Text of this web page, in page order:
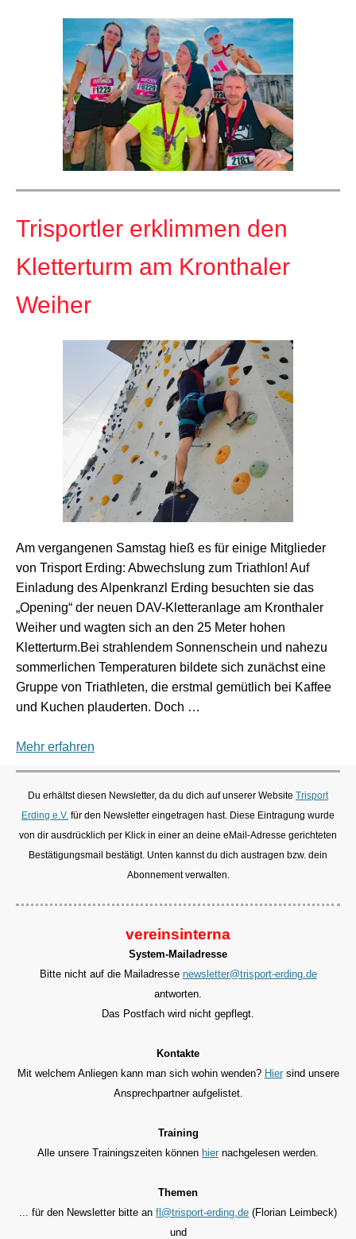
Trisportler erklimmen den
Kletterturm am Kronthaler
Weiher
Am vergangenen Samstag hieß es für einige Mitglieder
von Trisport Erding: Abwechslung zum Triathlon! Auf
Einladung des Alpenkranzl Erding besuchten sie das
„Opening“ der neuen DAV-Kletteranlage am Kronthaler
Weiher und wagten sich an den 25 Meter hohen
Kletterturm.Bei strahlendem Sonnenschein und nahezu
sommerlichen Temperaturen bildete sich zunächst eine
Gruppe von Triathleten, die erstmal gemütlich bei Kaffee
und Kuchen plauderten. Doch …
Mehr erfahren
Du erhältst diesen Newsletter, da du dich auf unserer Website Trisport
Erding e.V. für den Newsletter eingetragen hast. Diese Eintragung wurde
von dir ausdrücklich per Klick in einer an deine eMail-Adresse gerichteten
Bestätigungsmail bestätigt. Unten kannst du dich austragen bzw. dein
Abonnement verwalten.
vereinsinterna
System-Mailadresse
Bitte nicht auf die Mailadresse newsletter@trisport-erding.de
antworten.
Das Postfach wird nicht gepflegt.
Kontakte
Mit welchem Anliegen kann man sich wohin wenden? Hiersind unsere
Ansprechpartner aufgelistet.
Training
Alle unsere Trainingszeiten können hier nachgelesen werden.
Themen
... für den Newsletter bitte an fl@trisport-erding.de (Florian Leimbeck)
und